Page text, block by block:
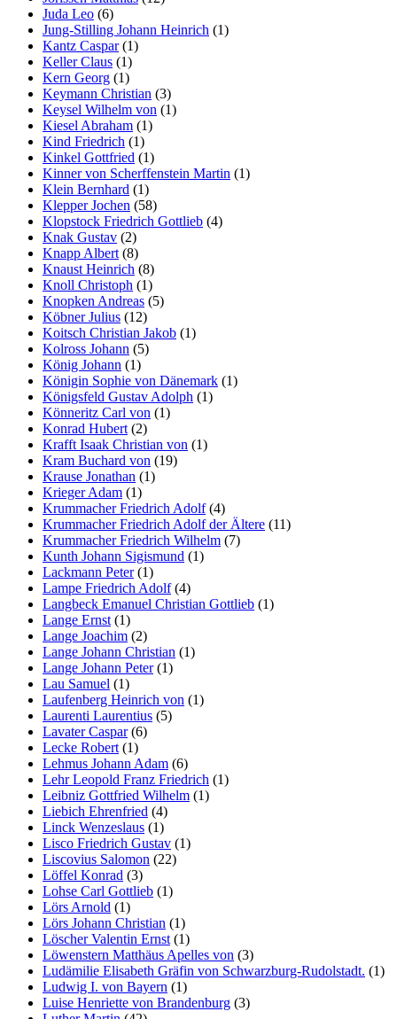
Juda Leo (6)
Jung-Stilling Johann Heinrich (1)
Kantz Caspar(1)
Keller Claus (1)
Kern Georg (1)
Keymann Christian (3)
Keysel Wilhelm von (1)
Kiesel Abraham (1)
Kind Friedrich (1)
Kinkel Gottfried (1)
Kinner von Scherffenstein Martin (1)
Klein Bernhard (1)
Klepper Jochen (58)
Klopstock Friedrich Gottlieb (4)
Knak Gustav (2)
Knapp Albert (8)
Knaust Heinrich (8)
Knoll Christoph (1)
Knopken Andreas (5)
Köbner Julius (12)
Koitsch Christian Jakob (1)
Kolross Johann (5)
König Johann (1)
Königin Sophie von Dänemark (1)
Königsfeld Gustav Adolph (1)
Könneritz Carl von (1)
Konrad Hubert (2)
Krafft Isaak Christian von (1)
Kram Buchard von (19)
Krause Jonathan (1)
Krieger Adam (1)
Krummacher Friedrich Adolf(4)
Krummacher Friedrich Adolf der Ältere (11)
Krummacher Friedrich Wilhelm (7)
Kunth Johann Sigismund (1)
Lackmann Peter(1)
Lampe Friedrich Adolf(4)
Langbeck Emanuel Christian Gottlieb (1)
Lange Ernst (1)
Lange Joachim (2)
Lange Johann Christian (1)
Lange Johann Peter(1)
Lau Samuel (1)
Laufenberg Heinrich von (1)
Laurenti Laurentius (5)
Lavater Caspar(6)
Lecke Robert (1)
Lehmus Johann Adam (6)
Lehr Leopold Franz Friedrich (1)
Leibniz Gottfried Wilhelm (1)
Liebich Ehrenfried (4)
Linck Wenzeslaus (1)
Lisco Friedrich Gustav (1)
Liscovius Salomon (22)
Löffel Konrad (3)
Lohse Carl Gottlieb (1)
Lörs Arnold (1)
Lörs Johann Christian (1)
Löscher Valentin Ernst (1)
Löwenstern Matthäus Apelles von (3)
Ludämilie Elisabeth Gräfin von Schwarzburg-Rudolstadt. (1)
Ludwig I. von Bayern (1)
Luise Henriette von Brandenburg (3)